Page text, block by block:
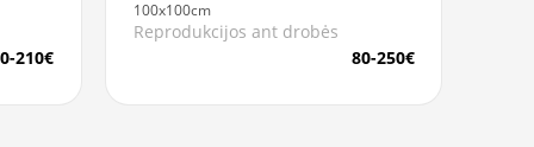
210€
100x100cm
Reprodukcijos ant drobės
80-250€